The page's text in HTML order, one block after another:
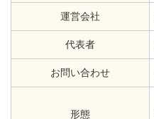
運営会社
代表者
お問い合わせ
形態